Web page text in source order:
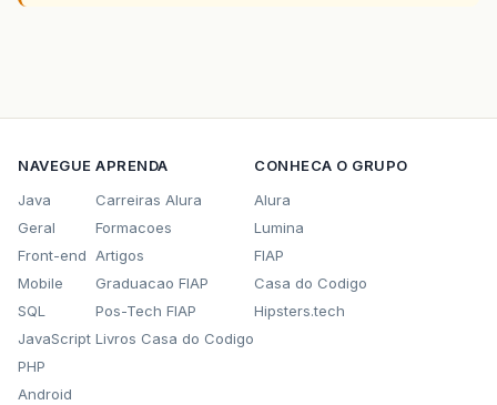
NAVEGUE
Java
Geral
Front-end
Mobile
SQL
JavaScript
PHP
Android
APRENDA
Carreiras Alura
Formacoes
Artigos
Graduacao FIAP
Pos-Tech FIAP
Livros Casa do Codigo
CONHECA O GRUPO
Alura
Lumina
FIAP
Casa do Codigo
Hipsters.tech